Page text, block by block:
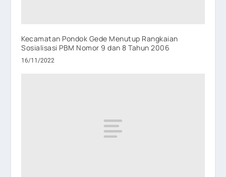
Kecamatan Pondok Gede Menutup Rangkaian
Sosialisasi PBM Nomor 9 dan 8 Tahun 2006
16/11/2022